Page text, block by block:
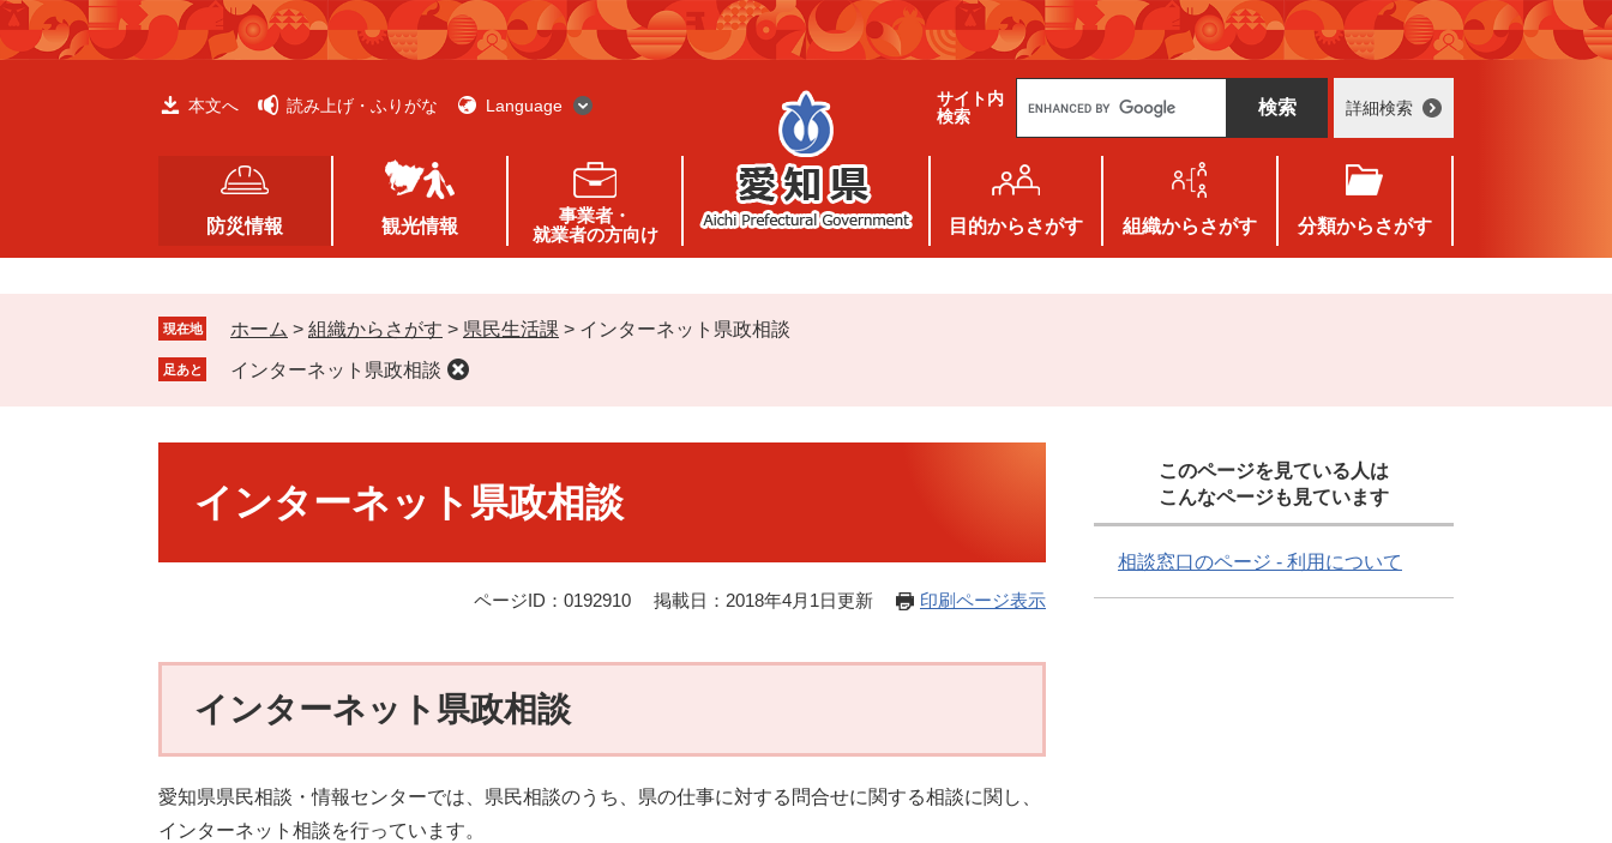
ペ
ー
メ
ニ
本文へ 読み上げ・ふりがな Language
サイト内
検索
g
e
カ
タ
ム
検
詳細検索
防災情報 観光情報
事業者・
就業者の方向け
目的からさがす 組織からさがす 分類からさがす
現在地 ホーム > 組織からさがす > 県民生活課 > インターネット県政相談
足あと インターネット県政相談
インターネット県政相談
ページID：0192910 掲載日：2018年4月1日更新 印刷ページ表示
インターネット県政相談
愛知県県民相談・情報センターでは、県民相談のうち、県の仕事に対する問合せに関する相談に関し、
インターネット相談を行っています。
このページを見ている人は
こんなページも見ています
相談窓口のページ - 利用について